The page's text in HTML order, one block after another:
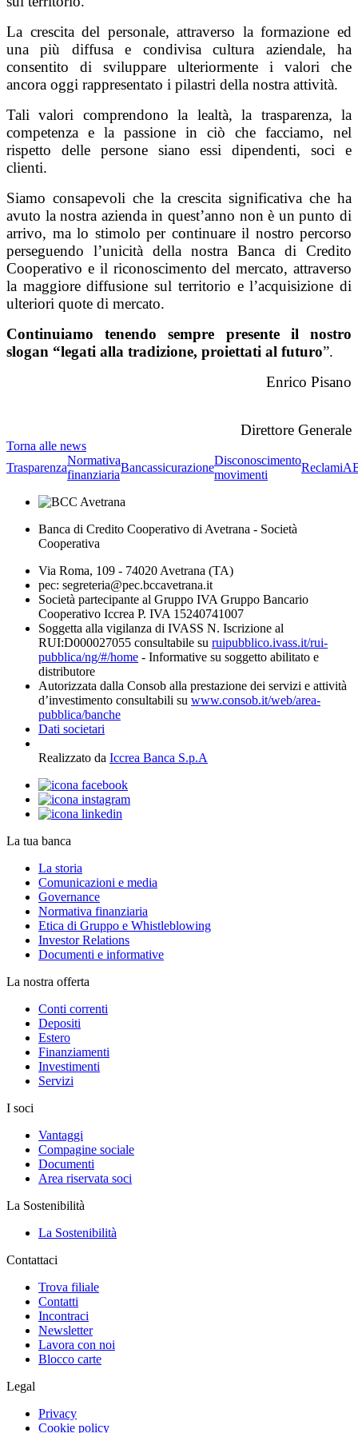
La crescita del personale, attraverso la formazione ed
una più diffusa e condivisa cultura aziendale, ha
consentito di sviluppare ulteriormente i valori che
ancora oggi rappresentato i pilastri della nostra attività.
Tali valori comprendono la lealtà, la trasparenza, la
competenza e la passione in ciò che facciamo, nel
rispetto delle persone siano essi dipendenti, soci e
clienti.
Siamo consapevoli che la crescita significativa che ha
avuto la nostra azienda in quest’anno non è un punto di
arrivo, ma lo stimolo per continuare il nostro percorso
perseguendo l’unicità della nostra Banca di Credito
Cooperativo e il riconoscimento del mercato, attraverso
la maggiore diffusione sul territorio e l’acquisizione di
ulteriori quote di mercato.
Continuiamo tenendo sempre presente il nostro
slogan “legati alla tradizione, proiettati al futuro”.
Enrico Pisano
Direttore Generale
Torna alle news
Trasparenza
Normativa
finanziaria
Bancassicurazione
Disconoscimento
movimenti
Reclami
Banca di Credito Cooperativo di Avetrana - Società
Cooperativa
Via Roma, 109 - 74020 Avetrana (TA)
pec: segreteria@pec.bccavetrana.it
Società partecipante al Gruppo IVA Gruppo Bancario
Cooperativo Iccrea P. IVA 15240741007
Soggetta alla vigilanza di IVASS N. Iscrizione al
RUI:D000027055 consultabile su ruipubblico.ivass.it/rui-
pubblica/ng/#/home - Informative su soggetto abilitato e
distributore
Autorizzata dalla Consob alla prestazione dei servizi e attività
d’investimento consultabili su www.consob.it/web/area-
pubblica/banche
Dati societari
Realizzato da Iccrea Banca S.p.A
La tua banca
La storia
Comunicazioni e media
Governance
Normativa finanziaria
Etica di Gruppo e Whistleblowing
Investor Relations
Documenti e informative
La nostra offerta
Conti correnti
Depositi
Estero
Finanziamenti
Investimenti
Servizi
I soci
Vantaggi
Compagine sociale
Documenti
Area riservata soci
La Sostenibilità
La Sostenibilità
Contattaci
Trova filiale
Contatti
Incontraci
Newsletter
Lavora con noi
Blocco carte
Legal
Privacy
Cookie policy